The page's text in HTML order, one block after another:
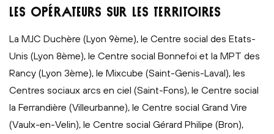
LES OPÉRATEURS SUR LES TERRITOIRES
La MJC Duchère (Lyon 9ème), le Centre social des Etats-
Unis (Lyon 8ème), le Centre social Bonnefoi et la MPT des
Rancy (Lyon 3ème), le Mixcube (Saint-Genis-Laval), les
Centres sociaux arcs en ciel (Saint-Fons), le Centre social
la Ferrandière (Villeurbanne), le Centre social Grand Vire
(Vaulx-en-Velin), le Centre social Gérard Philipe (Bron),